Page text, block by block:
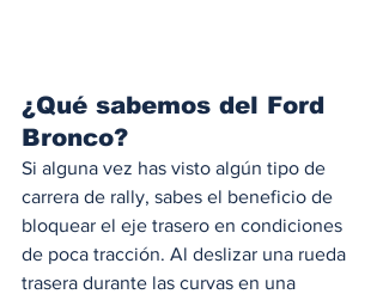
¿Qué sabemos del Ford
Bronco?
Si alguna vez has visto algún tipo de
carrera de rally, sabes el beneficio de
bloquear el eje trasero en condiciones
de poca tracción. Al deslizar una rueda
trasera durante las curvas en una